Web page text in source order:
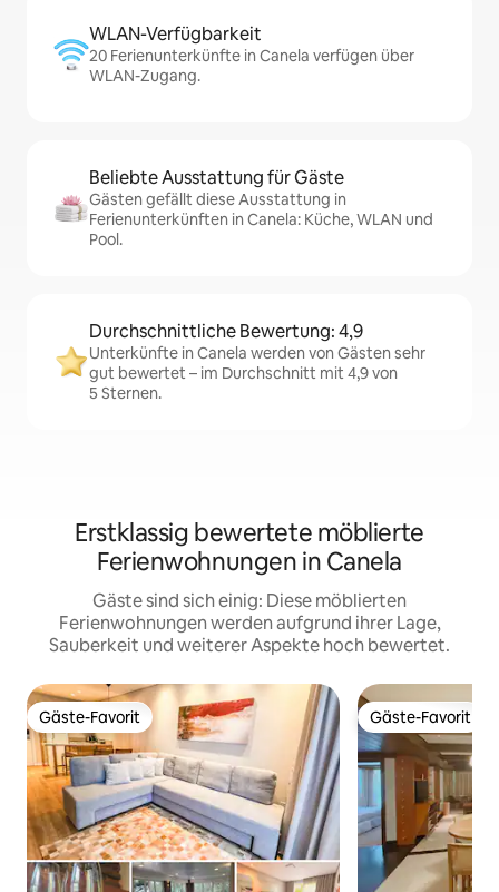
WLAN-Verfügbarkeit
20 Ferienunterkünfte in Canela verfügen über
WLAN-Zugang.
Beliebte Ausstattung für Gäste
Gästen gefällt diese Ausstattung in
Ferienunterkünften in Canela: Küche, WLAN und
Pool.
Durchschnittliche Bewertung: 4,9
Unterkünfte in Canela werden von Gästen sehr
gut bewertet – im Durchschnitt mit 4,9 von
5 Sternen.
Erstklassig bewertete möblierte
Ferienwohnungen in Canela
Gäste sind sich einig: Diese möblierten
Ferienwohnungen werden aufgrund ihrer Lage,
Sauberkeit und weiterer Aspekte hoch bewertet.
Gäste-Favorit
Gäste-Favorit Gäste-Favorit
Gäste-Favorit